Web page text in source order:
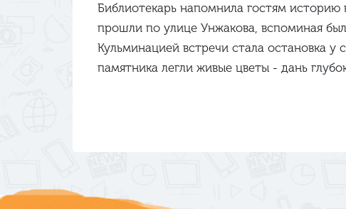
Библиотекарь напомнила гостям историю
прошли по улице Унжакова, вспоминая
Кульминацией встречи стала остановка
памятника легли живые цветы - дань